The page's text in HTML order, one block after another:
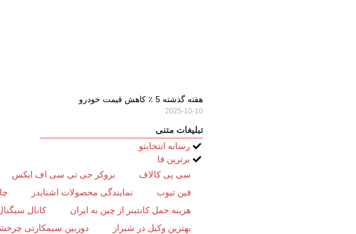
هفته گذشته 5 ٪ کاهش قیمت خودرو
2025-10-10
تبلیغات متنی
رسانه انتخابتو
برترین فا
سی پی کالاف
بروکر جی تی سی اف ایکس
فین تیوب
نمایندگی محصولات اشنایدر
هزینه حمل کانتینر از چین به ایران
کانال
بهترین وکیل در شیراز
دوربین سیمکارتی